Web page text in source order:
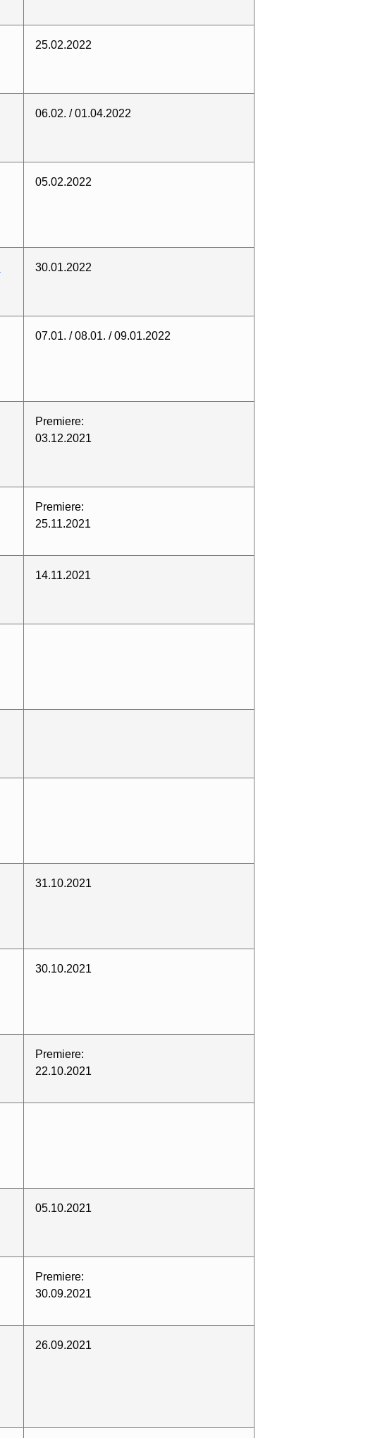
25.02.2022
06.02. / 01.04.2022
05.02.2022
30.01.2022
07.01. / 08.01. / 09.01.2022
Premiere:
03.12.2021
Premiere:
25.11.2021
14.11.2021
31.10.2021
30.10.2021
Premiere:
22.10.2021
05.10.2021
Premiere:
30.09.2021
26.09.2021